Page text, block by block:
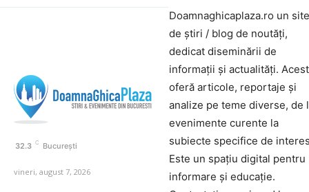
32.3 C București
vineri, august 7, 2026
Doamnaghicaplaza.ro un site
de știri / blog de noutăți,
dedicat diseminării de
informații și actualități.
oferă articole, reportaje și
analize pe teme diverse, de
evenimente curente la
subiecte specifice de
Este un spațiu digital pentru
informare și educație.